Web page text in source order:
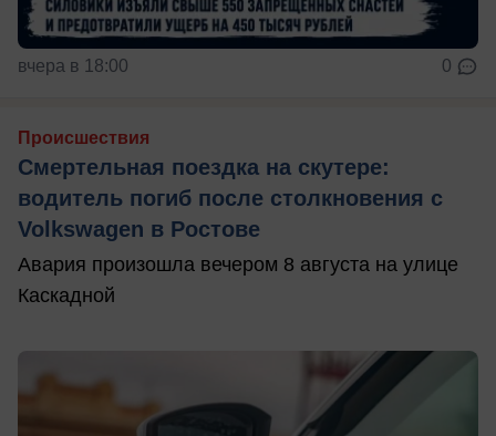
вчера в 18:00 0
Происшествия
Смертельная поездка на скутере:
водитель погиб после столкновения с
Volkswagen в Ростове
Авария произошла вечером 8 августа на улице
Каскадной